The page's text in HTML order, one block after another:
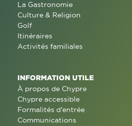
La Gastronomie
Culture & Religion
Golf
Itinéraires
Activités familiales
INFORMATION UTILE
À propos de Chypre
Chypre accessible
Formalités d'entrée
Communications